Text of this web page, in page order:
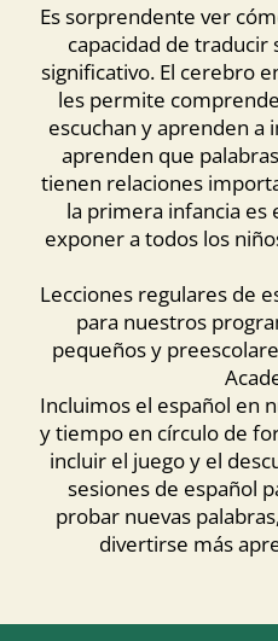
Es sorprendente ver
capacidad de traducir
significativo. El cerebro
les permite
escuchan y aprenden a
aprenden que
tienen relaciones
la primera infancia
exponer a todos los
Lecciones regulares de
para nuestros
pequeños y
Incluimos el español en
y tiempo en círculo de
incluir el juego y el
sesiones de español
probar nuevas
divertirse más